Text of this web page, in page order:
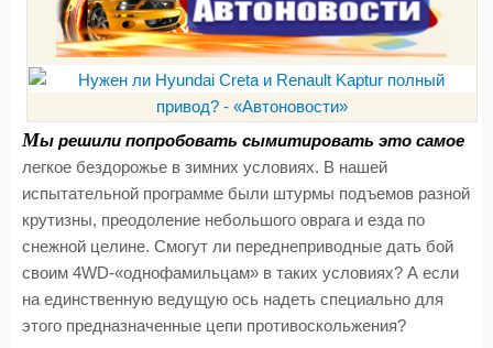
Мы решили попробовать сымитировать это самое
легкое бездорожье в зимних условиях. В нашей
испытательной программе были штурмы подъемов разной
крутизны, преодоление небольшого оврага и езда по
снежной целине. Смогут ли переднеприводные дать бой
своим 4WD-«однофамильцам» в таких условиях? А если
на единственную ведущую ось надеть специально для
этого предназначенные цепи противоскольжения?